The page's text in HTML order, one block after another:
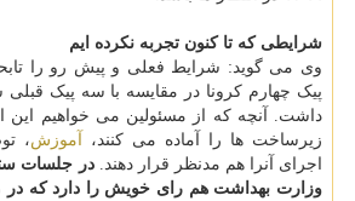
شرایطی که تا کنون تجربه نکرده ایم
وی می گوید: شرایط فعلی و پیش رو را
پیک چهارم کرونا در مقایسه با سه پیک قبلی
داشت. آنچه که از مسئولین می خواهیم این
زیرساخت ها را آماده می کنند،
آموزش،
اجرای آنرا هم مدنظر قرار دهند.در جلسات
وزارت بهداشت هم رای خویش را دارد که در